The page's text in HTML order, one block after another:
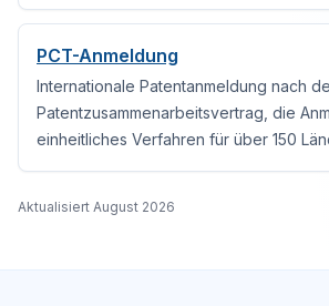
PCT-Anmeldung
Internationale Patentanmeldung nach
Patentzusammenarbeitsvertrag, die
einheitliches Verfahren für über 150
Aktualisiert August 2026